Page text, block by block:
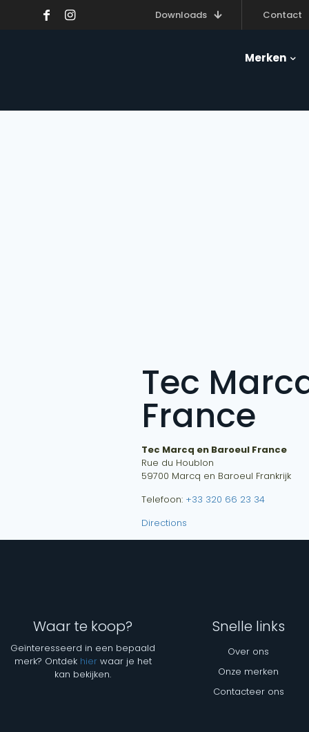
Downloads Contact
Merken
Tec
France
Tec Marcq en Baroeul France
Rue du Houblon
59700 Marcq en Baroeul Frankrijk
Telefoon: +33 320 66 23 34
Directions
Waar te koop?
Geïnteresseerd in een bepaald
merk? Ontdek hierwaar je het
kan bekijken.
Snelle links
Over ons
Onze merken
Contacteer ons